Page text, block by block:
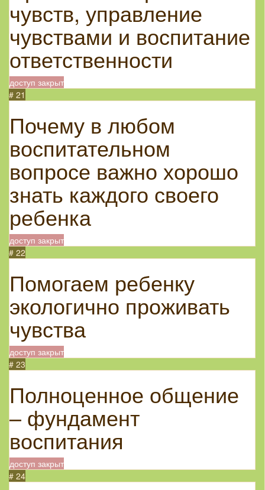
чувств, управление
чувствами и воспитание
ответственности
доступ закрыт
# 21
Почему в любом
воспитательном
вопросе важно хорошо
знать каждого своего
ребенка
доступ закрыт
# 22
Помогаем ребенку
экологично проживать
чувства
доступ закрыт
# 23
Полноценное общение
– фундамент
воспитания
доступ закрыт
# 24